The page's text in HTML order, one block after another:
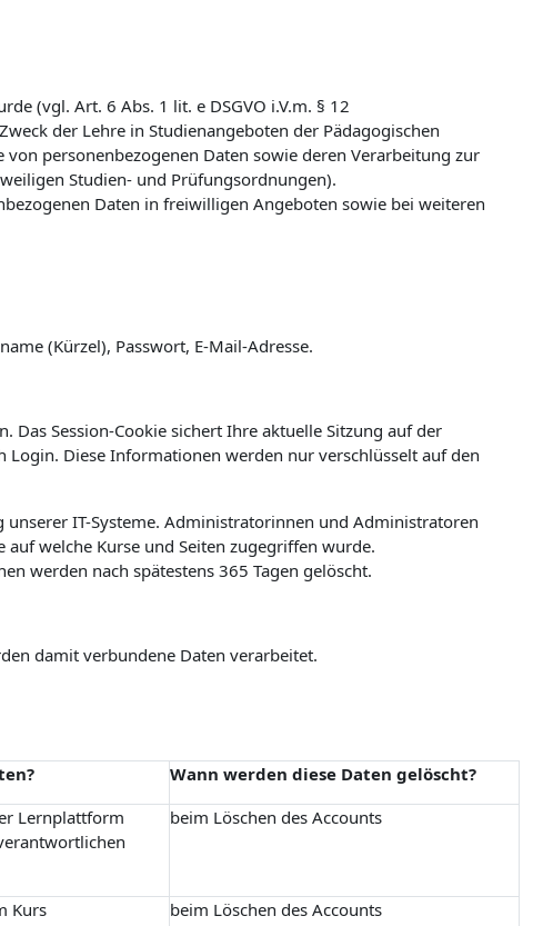
(vgl. Art. 6 Abs. 1 lit. e DSGVO i.V.m. § 12
der Lehre in Studienangeboten der Pädagogischen
personenbezogenen Daten sowie deren Verarbeitung zur
Studien- und Prüfungsordnungen).
Daten in freiwilligen Angeboten sowie bei weiteren
(Kürzel), Passwort, E-Mail-Adresse.
Das Session-Cookie sichert Ihre aktuelle Sitzung auf der
Diese Informationen werden nur verschlüsselt auf den
IT-Systeme. Administratorinnen und Administratoren
welche Kurse und Seiten zugegriffen wurde.
werden nach spätestens 365 Tagen gelöscht.
damit verbundene Daten verarbeitet.
Wann werden diese Daten gelöscht?
Lernplattform
beim Löschen des Accounts
Kurs
beim Löschen des Accounts